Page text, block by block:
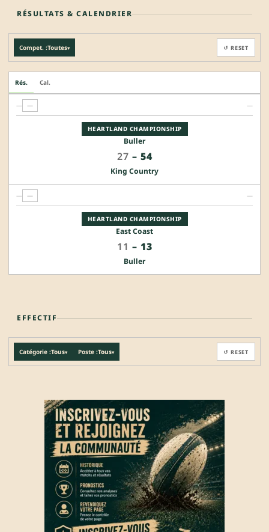
RÉSULTATS & CALENDRIER
Compet. :Toutes▾ ↺ RESET
Rés. Cal.
HEARTLAND CHAMPIONSHIP
Buller
27 – 54
King Country
— — —
HEARTLAND CHAMPIONSHIP
East Coast
11 – 13
Buller
— — —
EFFECTIF
Catégorie :Tous▾ Poste :Tous▾ ↺ RESET